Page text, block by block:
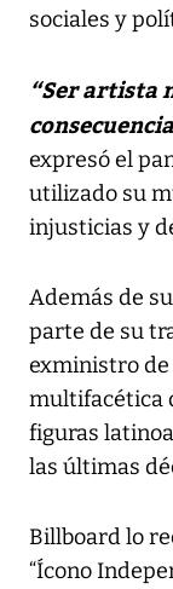
sociales y
“Ser artista
expresó el
utilizado su
injusticias y
Además de
parte de su
exministro de
multifacética
figuras
las últimas
Billboard lo
“Ícono